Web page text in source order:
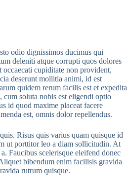
odio dignissimos ducimus qui
deleniti atque corrupti quos dolores
occaecati cupiditate non provident,
deserunt mollitia animi, id est
quidem rerum facilis est et expedita
soluta nobis est eligendi optio
id quod maxime placeat facere
est, omnis dolor repellendus.
Risus quis varius quam quisque id
ut porttitor leo a diam sollicitudin. At
Faucibus scelerisque eleifend donec
bibendum enim facilisis gravida
rutrum quisque.